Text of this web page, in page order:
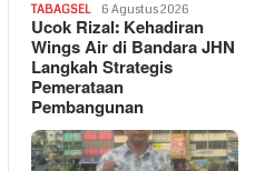
TABAGSEL 6 Agustus 2026
Ucok Rizal: Kehadiran
Wings Air di Bandara JHN
Langkah Strategis
Pemerataan
Pembangunan